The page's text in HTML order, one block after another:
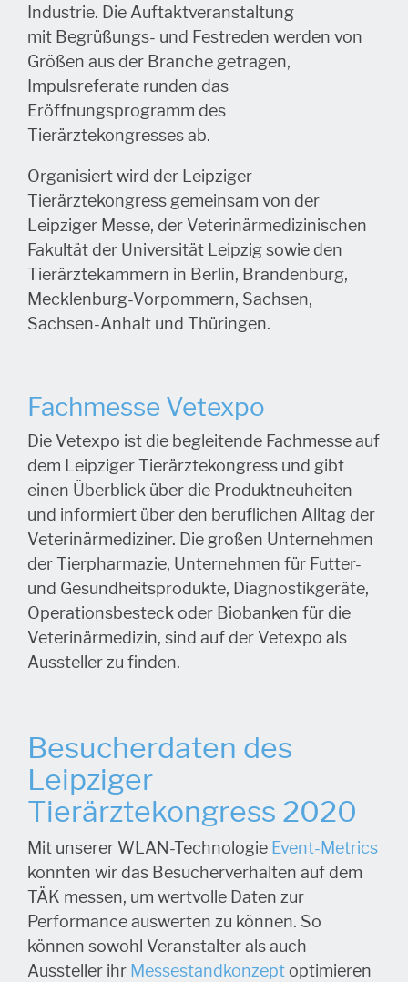
Industrie. Die Auftaktveranstaltung
mit Begrüßungs- und Festreden werden von
Größen aus der Branche getragen,
Impulsreferate runden das
Eröffnungsprogramm des
Tierärztekongresses ab.
Organisiert wird der Leipziger
Tierärztekongress gemeinsam von der
Leipziger Messe, der Veterinärmedizinischen
Fakultät der Universität Leipzig sowie den
Tierärztekammern in Berlin, Brandenburg,
Mecklenburg-Vorpommern, Sachsen,
Sachsen-Anhalt und Thüringen.
Fachmesse Vetexpo
Die Vetexpo ist die begleitende Fachmesse auf
dem Leipziger Tierärztekongress und gibt
einen Überblick über die Produktneuheiten
und informiert über den beruflichen Alltag der
Veterinärmediziner. Die großen Unternehmen
der Tierpharmazie, Unternehmen für Futter-
und Gesundheitsprodukte, Diagnostikgeräte,
Operationsbesteck oder Biobanken für die
Veterinärmedizin, sind auf der Vetexpo als
Aussteller zu finden.
Besucherdaten des
Leipziger
Tierärztekongress 2020
Mit unserer WLAN-Technologie Event-Metrics
konnten wir das Besucherverhalten auf dem
TÄK messen, um wertvolle Daten zur
Performance auswerten zu können. So
können sowohl Veranstalter als auch
Aussteller ihr Messestandkonzept optimieren